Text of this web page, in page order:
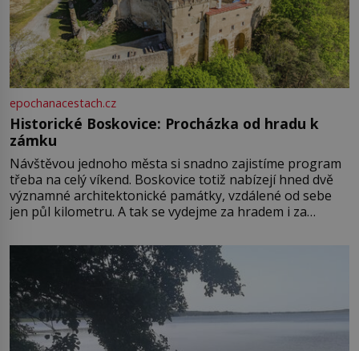
epochanacestach.cz
Historické Boskovice: Procházka od hradu k
zámku
Návštěvou jednoho města si snadno zajistíme program
třeba na celý víkend. Boskovice totiž nabízejí hned dvě
významné architektonické památky, vzdálené od sebe
jen půl kilometru. A tak se vydejme za hradem i za
Boskovice na okraji Drahanské vrchoviny vznikla někdy
ve13. století, a už v roce 1313 kronikáři zaznamenali